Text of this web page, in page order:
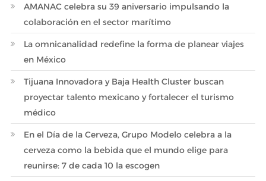
AMANAC celebra su 39 aniversario impulsando la
colaboración en el sector marítimo
La omnicanalidad redefine la forma de planear viajes
en México
Tijuana Innovadora y Baja Health Cluster buscan
proyectar talento mexicano y fortalecer el turismo
médico
En el Día de la Cerveza, Grupo Modelo celebra a la
cerveza como la bebida que el mundo elige para
reunirse: 7 de cada 10 la escogen